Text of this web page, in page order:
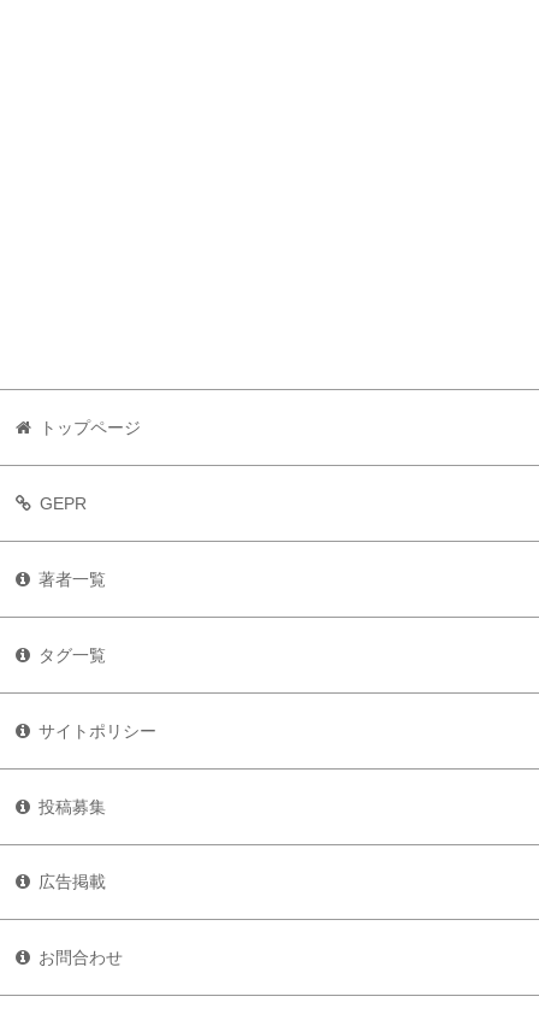
トップページ
GEPR
著者一覧
タグ一覧
サイトポリシー
投稿募集
広告掲載
お問合わせ